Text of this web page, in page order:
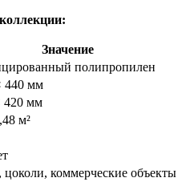
Значение
полипропилен
440 мм
420 мм
м²
цоколи, коммерческие объекты